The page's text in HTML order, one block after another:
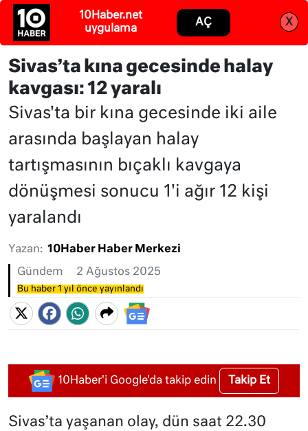
Abone ol Giriş
Sivas’ta kına gecesinde halay
kavgası: 12 yaralı
Sivas'ta bir kına gecesinde iki aile
arasında başlayan halay
tartışmasının bıçaklı kavgaya
dönüşmesi sonucu 1'i ağır 12 kişi
yaralandı
Yazan: 10Haber Haber Merkezi
Gündem 2 Ağustos 2025
Bu haber 1 yıl önce yayınlandı
10Haber'i Google'da takip edin Takip Et
Sivas’ta yaşanan olay, dün saat 22.30